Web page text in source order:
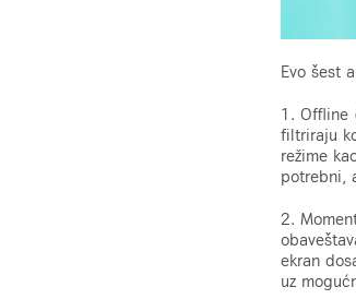
Evo šest
1. Offline
filtriraju
režime
potrebni,
2.
ekran
uz